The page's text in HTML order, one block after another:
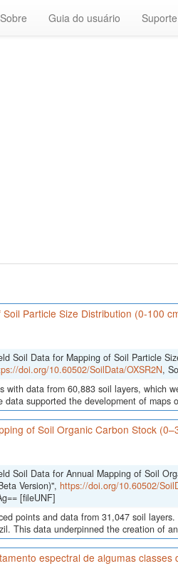
Sobre Guia do usuário Suporte
Particle Size Distribution (0-100
Soil Data for Mapping of Soil Particle
doi.org/10.60502/SoilData/OXSR2N,
with data from 60,883 soil layers, which
data supported the development of
of Soil Organic Carbon Stock
Soil Data for Annual Mapping of Soil
Version)", https://doi.org/10.60502/
[fileUNF]
points and data from 31,047 soil
This data underpinned the creation of
espectral de algumas classes